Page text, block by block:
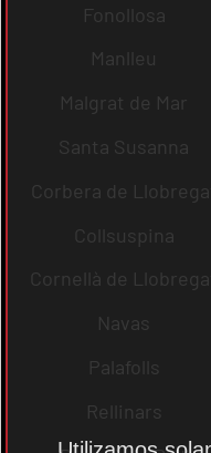
Fonollosa
Manlleu
Malgrat de Mar
Santa Susanna
Corbera de
Collsuspina
Cornellà de
Navas
Palafolls
Rellinars